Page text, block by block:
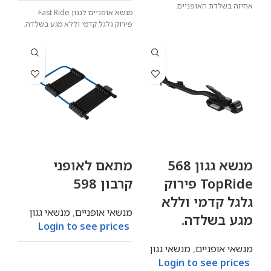
אחיזה בשלדת האופניים.
מנשא אופניים לגגון Fast Ride
פירוק גלגל קדמי וללא מגע בשלדה.
מנשא גגון 568
TopRide פירוק
גלגל קדמי וללא
מגע בשלדה.
מנשאי אופניים, מנשאי גגון
Login to see prices
מתאם לאופני
קרבון 598
מנשאי אופניים, מנשאי גגון
Login to see prices